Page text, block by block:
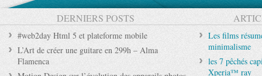
DERNIERS POSTS
#web2day Html 5 et plateforme mobile
L’Art de créer une guitare en 299h – Alma
Flamenca
Les films
minimalisme
les 7 pêchés
Xperia™ ray